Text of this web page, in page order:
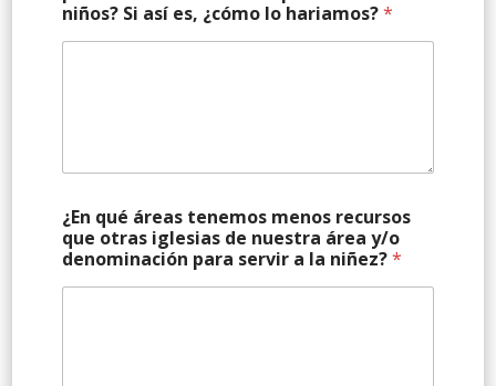
niños? Si así es, ¿cómo lo hariamos?*
¿En qué áreas tenemos menos recursos
que otras iglesias de nuestra área y/o
denominación para servir a la niñez?*